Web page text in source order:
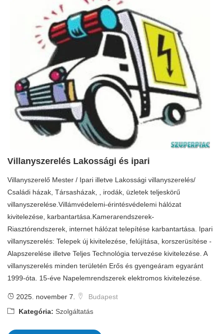
Villanyszerelés Lakossági és ipari
Villanyszerelő Mester / Ipari illetve Lakossági villanyszerelés/
Családi házak, Társasházak, , irodák, üzletek teljeskörű
villanyszerelése.Villámvédelemi-érintésvédelemi hálózat
kivitelezése, karbantartása.Kamerarendszerek-
Riasztórendszerek, internet hálózat telepítése karbantartása. Ipari
villanyszerelés: Telepek új kivitelezése, felújítása, korszerüsítése -
Alapszerelése illetve Teljes Technológia tervezése kivitelezése. A
villanyszerelés minden területén Erős és gyengeáram egyaránt
1999-óta. 15-éve Napelemrendszerek elektromos kivitelezése.
2025. november 7.
Budapest
Kategória: Szolgáltatás